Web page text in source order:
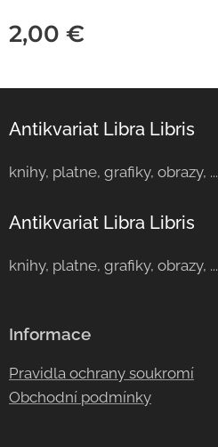
2,00 €
Antikvariat Libra Libris
knihy, platne, grafiky, obrazy, ...
Antikvariat Libra Libris
knihy, platne, grafiky, obrazy, ...
Informace
Pravidla ochrany soukromí
Obchodní podmínky